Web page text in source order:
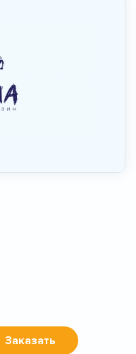
Заказать